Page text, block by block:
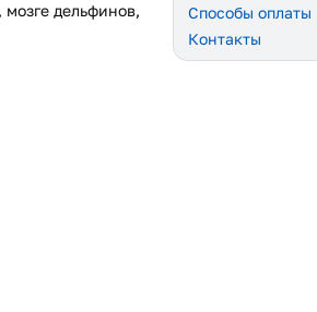
дельфинов,
Способы оплаты
Контакты